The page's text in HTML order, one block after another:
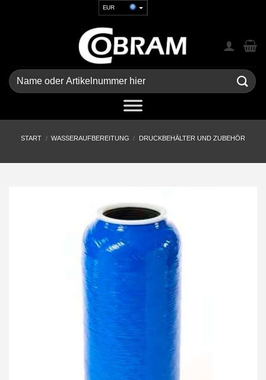
EUR
GBP
CHF
UAH
Suchen
nach:
START / WASSERAUFBEREITUNG / DRUCKBEHÄLTER UND ZUBEHÖR